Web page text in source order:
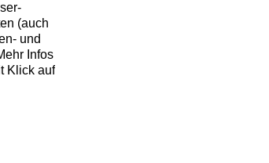
(auch
und
Infos
Klick auf
oder die